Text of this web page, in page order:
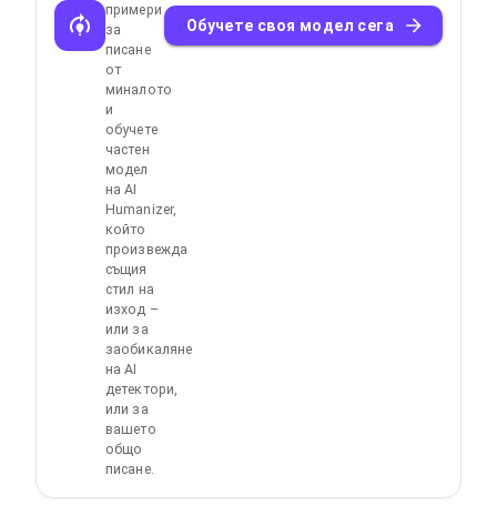
примери
за
писане
от
миналото
и
обучете
частен
модел
на AI
Humanizer,
който
произвежда
същия
стил на
изход –
или за
заобикаляне
на AI
детектори,
или за
вашето
общо
писане.
Обучете своя модел сега